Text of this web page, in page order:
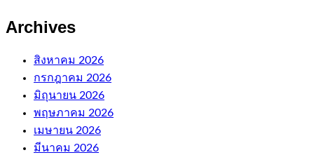
Archives
สิงหาคม 2026
กรกฎาคม 2026
มิถุนายน 2026
พฤษภาคม 2026
เมษายน 2026
มีนาคม 2026